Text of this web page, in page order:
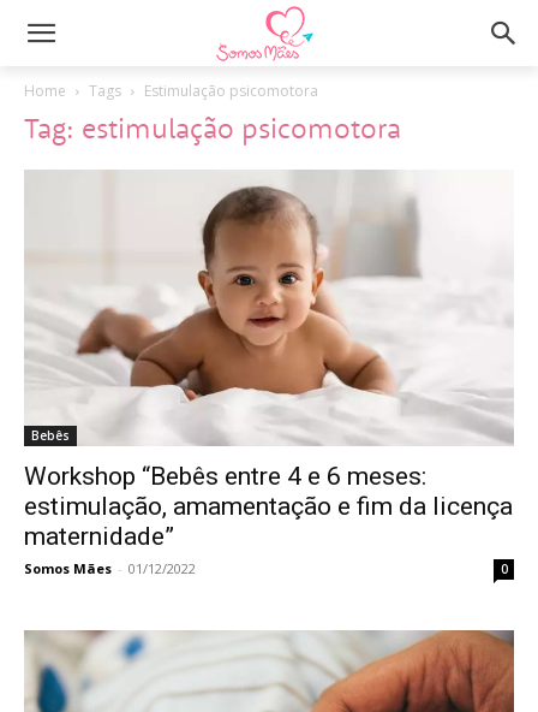
Home Tags Estimulação psicomotora
Tag: estimulação psicomotora
Bebês
Workshop “Bebês entre 4 e 6 meses:
estimulação, amamentação e fim da licença
maternidade”
Somos Mães - 01/12/2022 0